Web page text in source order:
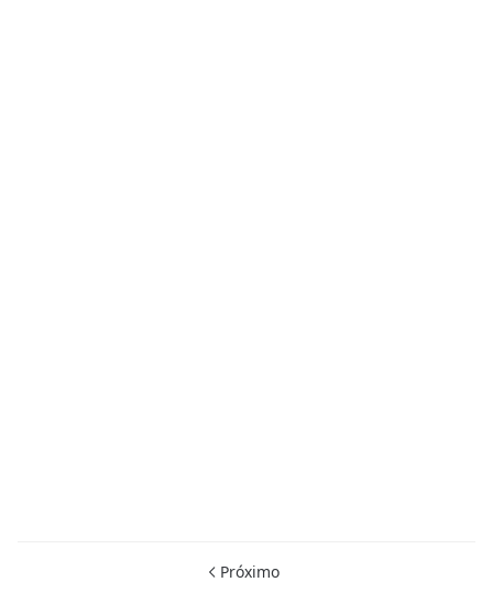
Próximo